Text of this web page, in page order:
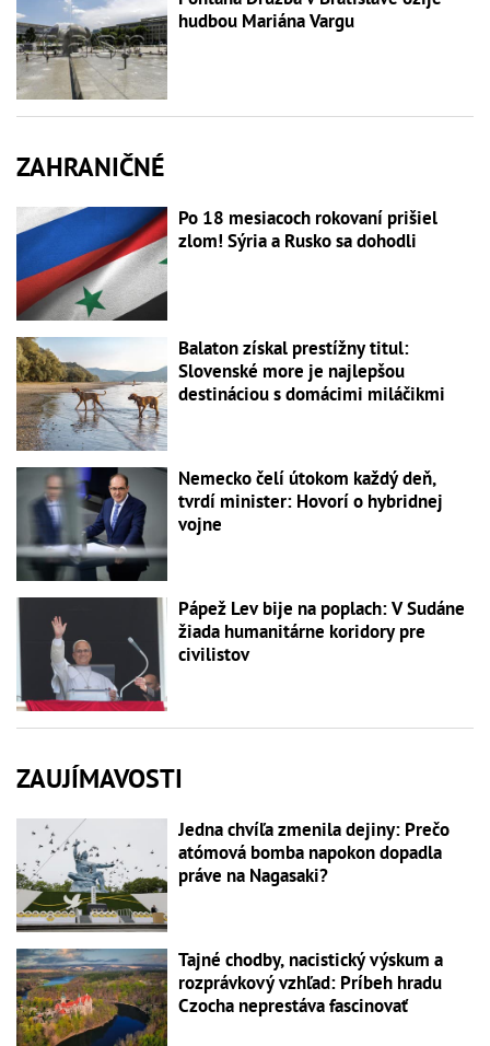
hudbou Mariána Vargu
ZAHRANIČNÉ
Po 18 mesiacoch rokovaní prišiel
zlom! Sýria a Rusko sa dohodli
Balaton získal prestížny titul:
Slovenské more je najlepšou
destináciou s domácimi miláčikmi
Nemecko čelí útokom každý deň,
tvrdí minister: Hovorí o hybridnej
vojne
Pápež Lev bije na poplach: V Sudáne
žiada humanitárne koridory pre
civilistov
ZAUJÍMAVOSTI
Jedna chvíľa zmenila dejiny: Prečo
atómová bomba napokon dopadla
práve na Nagasaki?
Tajné chodby, nacistický výskum a
rozprávkový vzhľad: Príbeh hradu
Czocha neprestáva fascinovať